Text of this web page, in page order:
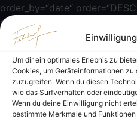
Um dir ein optimales Erlebnis zu
Cookies, um Geräteinformationen
zuzugreifen. Wenn du diesen
wie das Surfverhalten oder
Wenn du deine Einwilligung nicht
bestimmte Merkmale und
order_by=“date“
display_time=“1″
display_share=“0″][/
css_animation=““
angled_section=“no“